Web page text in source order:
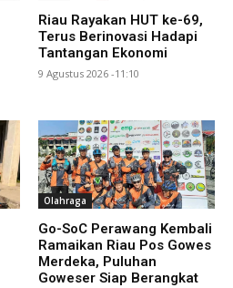
Riau Rayakan HUT ke-69,
Terus Berinovasi Hadapi
Tantangan Ekonomi
9 Agustus 2026 -11:10
Olahraga
Go-SoC Perawang Kembali
Ramaikan Riau Pos Gowes
Merdeka, Puluhan
Goweser Siap Berangkat